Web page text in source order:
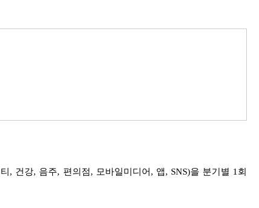
, 건강, 음주, 편의점, 모바일미디어, 앱, SNS)을 분기별 1회